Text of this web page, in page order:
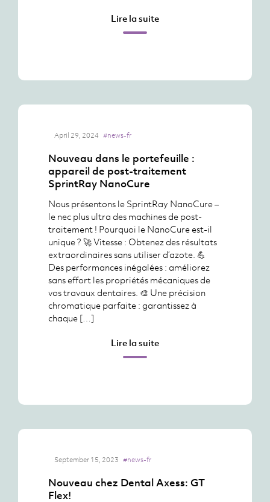
Lire la suite
April 29, 2024 #news-fr
Nouveau dans le portefeuille :
appareil de post-traitement
SprintRay NanoCure
Nous présentons le SprintRay NanoCure –
le nec plus ultra des machines de post-
traitement ! Pourquoi le NanoCure est-il
unique ? 🚀 Vitesse : Obtenez des résultats
extraordinaires sans utiliser d’azote. 💪
Des performances inégalées : améliorez
sans effort les propriétés mécaniques de
vos travaux dentaires. 🎨 Une précision
chromatique parfaite : garantissez à
chaque […]
Lire la suite
September 15, 2023 #news-fr
Nouveau chez Dental Axess: GT
Flex!